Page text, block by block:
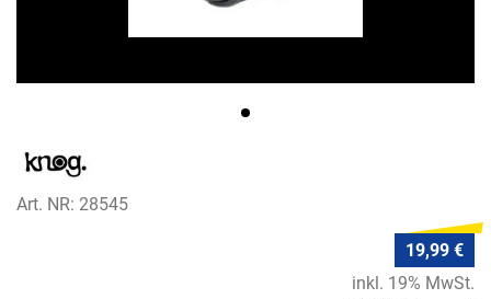
Art. NR: 28545
19,99 €
inkl. 19% MwSt.